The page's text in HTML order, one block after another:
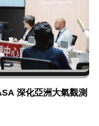
深化亞洲大氣觀測